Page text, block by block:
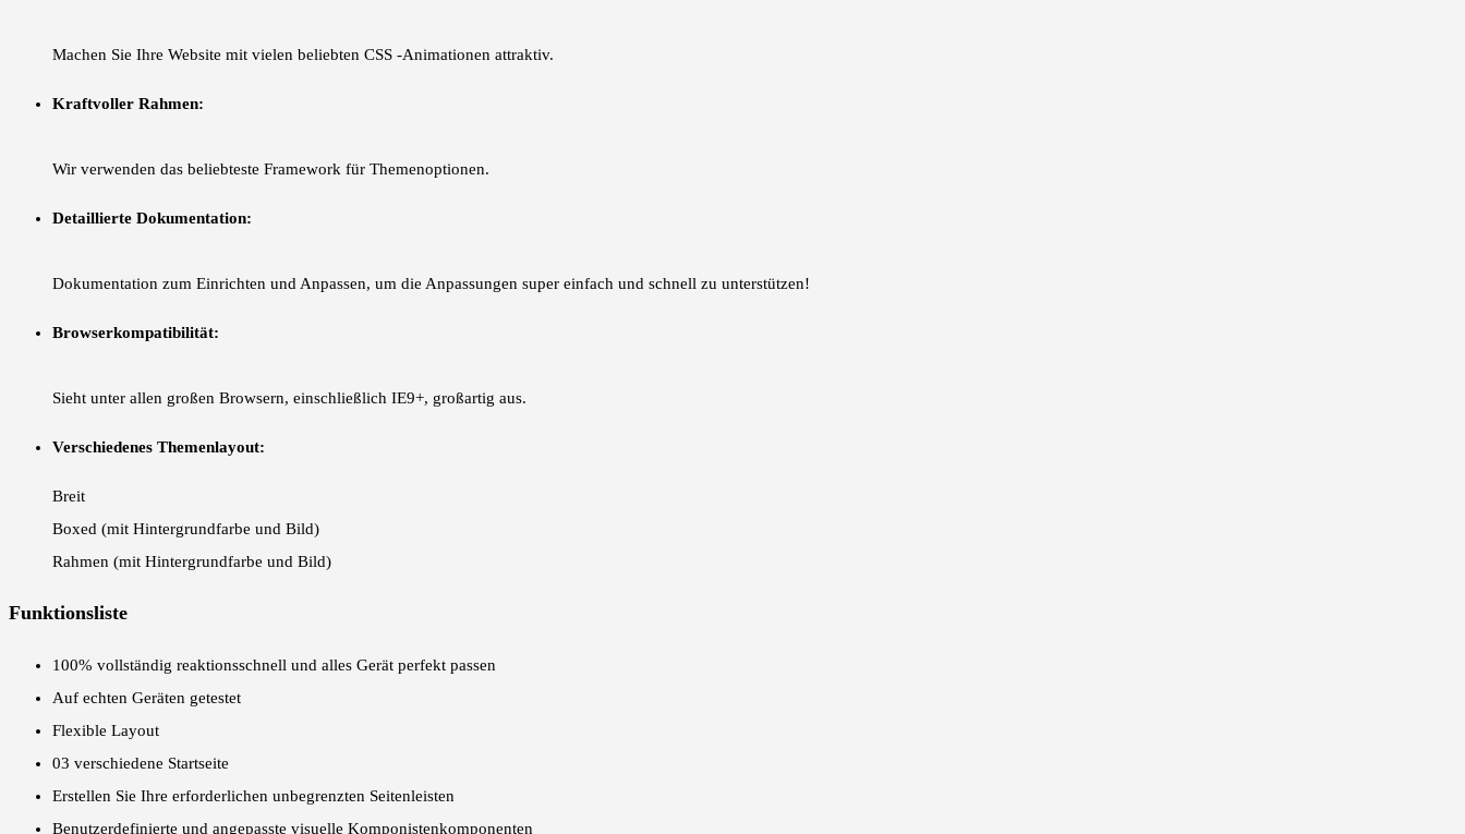
Machen Sie Ihre Website mit vielen beliebten CSS -Animationen attraktiv.
Kraftvoller Rahmen:
Wir verwenden das beliebteste Framework für Themenoptionen.
Detaillierte Dokumentation:
Dokumentation zum Einrichten und Anpassen, um die Anpassungen super einfach und schnell zu unterstützen!
Browserkompatibilität:
Sieht unter allen großen Browsern, einschließlich IE9+, großartig aus.
Verschiedenes Themenlayout:
Breit
Boxed (mit Hintergrundfarbe und Bild)
Rahmen (mit Hintergrundfarbe und Bild)
Funktionsliste
100% vollständig reaktionsschnell und alles Gerät perfekt passen
Auf echten Geräten getestet
Flexible Layout
03 verschiedene Startseite
Erstellen Sie Ihre erforderlichen unbegrenzten Seitenleisten
Benutzerdefinierte und angepasste visuelle Komponistenkomponenten